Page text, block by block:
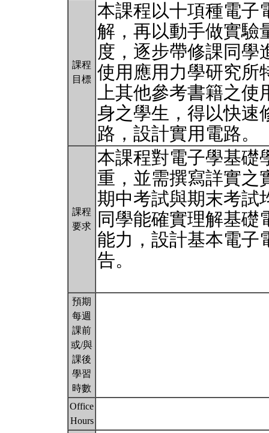
課程
目標
本課程以十項種電子
解，再以動手做實驗
度，逐步帶修課同學
使用應用力學研究所
上其他參考書籍之使
身之學生，得以快速
路，設計實用電路。
課程
要求
本課程對電子學基礎
重，並需撰寫詳實之
期中考試與期末考試
同學能確實理解基礎
能力，設計基本電子
告。
預期
每週
課前
或/與
課後
學習
時數
Office
Hours